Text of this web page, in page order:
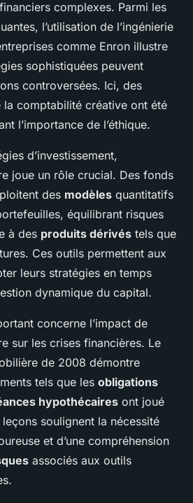
complexes. Parmi les
l’utilisation de l’ingénierie
comme Enron illustre
sophistiquées peuvent
controversées. Ici, des
la comptabilité créative ont été
l’importance de l’éthique.
d’investissement,
joue un rôle crucial. Des fonds
des modèles quantitatifs
équilibrant risques
à des produits dérivés tels que
Ces outils permettent aux
leurs stratégies en temps
dynamique du capital.
concerne l’impact de
sur les crises financières. Le
de 2008 démontre
tels que les obligations
hypothécaires ont joué
soulignent la nécessité
et d’une compréhension
associés aux outils